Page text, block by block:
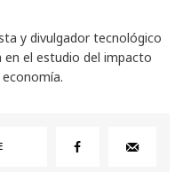
y divulgador tecnológico
en el estudio del impacto